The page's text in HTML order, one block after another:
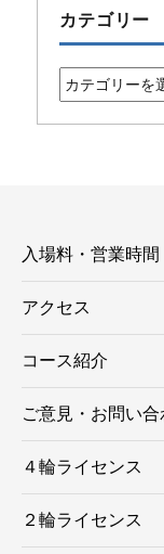
カテゴリー
カ
テ
ゴ
入場料・営業時間
アクセス
コース紹介
ご意見・お問い合
４輪ライセンス
２輪ライセンス